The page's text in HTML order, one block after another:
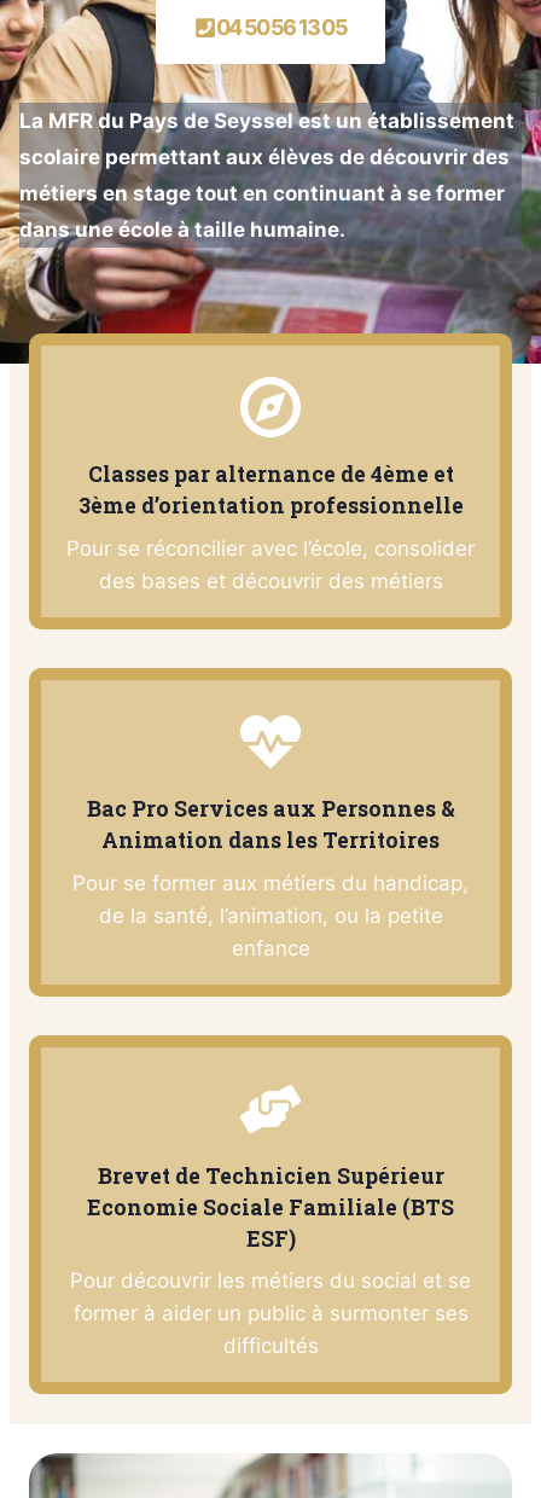
04 50 56 13 05
La MFR du Pays de Seyssel est un établissement
scolaire permettant aux élèves de découvrir des
métiers en stage tout en continuant à se former
dans une école à taille humaine.
Classes par alternance de 4ème et
3ème d’orientation professionnelle
Pour se réconcilier avec l’école, consolider
des bases et découvrir des métiers
Bac Pro Services aux Personnes &
Animation dans les Territoires
Pour se former aux métiers du handicap,
de la santé, l’animation, ou la petite
enfance
Brevet de Technicien Supérieur
Economie Sociale Familiale (BTS
ESF)
Pour découvrir les métiers du social et se
former à aider un public à surmonter ses
difficultés